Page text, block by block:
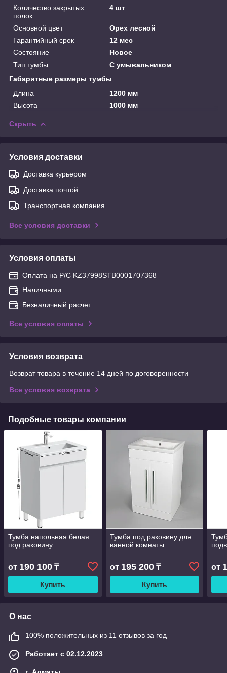
Количество закрытых
полок
4 шт
Основной цвет
Орех лесной
Гарантийный срок
12 мес
Состояние
Новое
Тип тумбы
С умывальником
Габаритные размеры тумбы
Длина
1200 мм
Высота
1000 мм
Скрыть
Условия доставки
Доставка курьером
Доставка почтой
Транспортная компания
Все условия доставки
Условия оплаты
Оплата на Р/С KZ37998STB0001707368
Наличными
Безналичный расчет
Все условия оплаты
Условия возврата
Возврат товара в течение 14 дней по договоренности
Все условия возврата
Подобные товары компании
Тумба напольная белая
под раковину
от 190 100 ₸
Купить
Тумба под раковину для
ванной комнаты
от 195 200₸
Купить
от
О нас
100% положительных из 11 отзывов за год
Работает с 02.12.2023